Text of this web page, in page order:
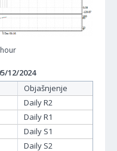
12/2024
Objašnjenje
Daily R2
Daily R1
Daily S1
Daily S2